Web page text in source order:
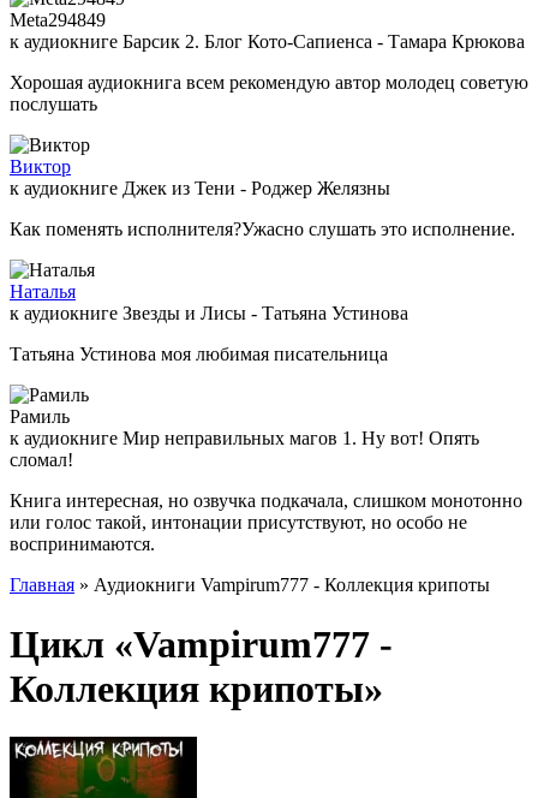
Meta294849
к аудиокниге Барсик 2. Блог Кото-Сапиенса - Тамара Крюкова
Хорошая аудиокнига всем рекомендую автор молодец советую
послушать
Виктор
к аудиокниге Джек из Тени - Роджер Желязны
Как поменять исполнителя?Ужасно слушать это исполнение.
Наталья
к аудиокниге Звезды и Лисы - Татьяна Устинова
Татьяна Устинова моя любимая писательница
Рамиль
к аудиокниге Мир неправильных магов 1. Ну вот! Опять
сломал!
Книга интересная, но озвучка подкачала, слишком монотонно
или голос такой, интонации присутствуют, но особо не
воспринимаются.
Главная » Аудиокниги Vampirum777 - Коллекция крипоты
Цикл «Vampirum777 -
Коллекция крипоты»